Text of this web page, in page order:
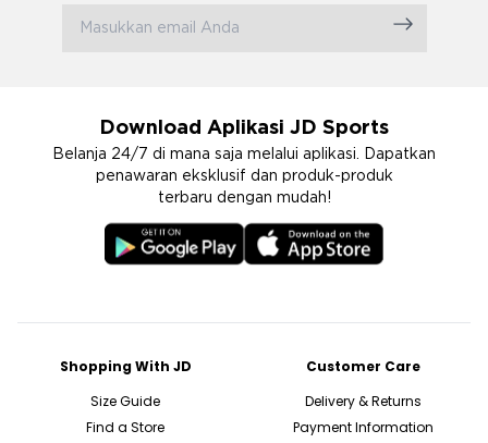
Download Aplikasi JD Sports
Belanja 24/7 di mana saja melalui aplikasi. Dapatkan
penawaran eksklusif dan produk-produk
terbaru dengan mudah!
Shopping With JD
Size Guide
Find a Store
Customer Care
Delivery & Returns
Payment Information